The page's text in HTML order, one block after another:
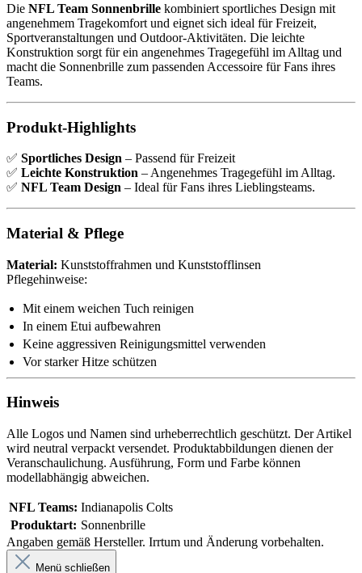
Die NFL Team Sonnenbrille kombiniert sportliches Design mit
angenehmem Tragekomfort und eignet sich ideal für Freizeit,
Sportveranstaltungen und Outdoor-Aktivitäten. Die leichte
Konstruktion sorgt für ein angenehmes Tragegefühl im Alltag und
macht die Sonnenbrille zum passenden Accessoire für Fans ihres
Teams.
Produkt-Highlights
✅ Sportliches Design – Passend für Freizeit
✅ Leichte Konstruktion – Angenehmes Tragegefühl im Alltag.
✅ NFL Team Design – Ideal für Fans ihres Lieblingsteams.
Material & Pflege
Material: Kunststoffrahmen und Kunststofflinsen
Pflegehinweise:
Mit einem weichen Tuch reinigen
In einem Etui aufbewahren
Keine aggressiven Reinigungsmittel verwenden
Vor starker Hitze schützen
Hinweis
Alle Logos und Namen sind urheberrechtlich geschützt. Der Artikel
wird neutral verpackt versendet. Produktabbildungen dienen der
Veranschaulichung. Ausführung, Form und Farbe können
modellabhängig abweichen.
NFL Teams: Indianapolis Colts
Produktart: Sonnenbrille
Angaben gemäß Hersteller. Irrtum und Änderung vorbehalten.
Menü schließen